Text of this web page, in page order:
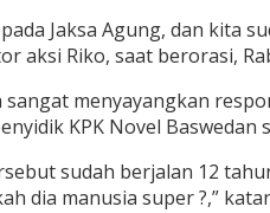
Jaksa Agung, dan kita
aksi Riko, saat berorasi,
menyayangkan
KPK Novel
sudah berjalan 12
dia manusia super ?,”